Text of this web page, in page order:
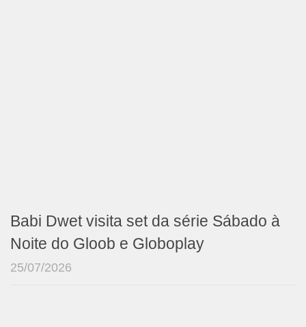
Babi Dwet visita set da série Sábado à
Noite do Gloob e Globoplay
25/07/2026